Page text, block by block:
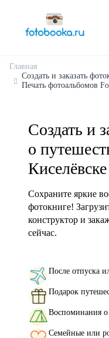
Главная
Создать и заказать
Печать фотоальбомов
Создать и
о
Киселёвске
Сохраните яркие
фотокниге!
конструктор и
сейчас.
После отпуска
Подарок
Воспоминания о
Семейные или